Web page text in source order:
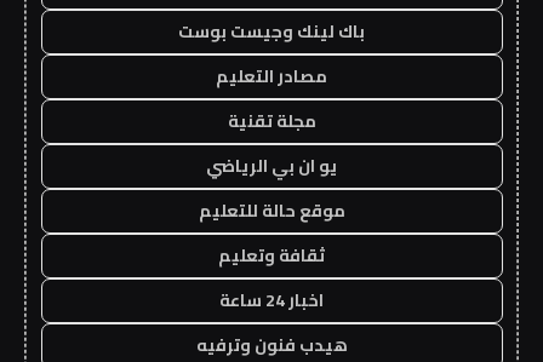
باك لينك وجيست بوست
مصادر التعليم
مجلة تقنية
يو ان بي الرياضي
موقع حالة للتعليم
ثقافة وتعليم
اخبار 24 ساعة
هيدب فنون وترفيه